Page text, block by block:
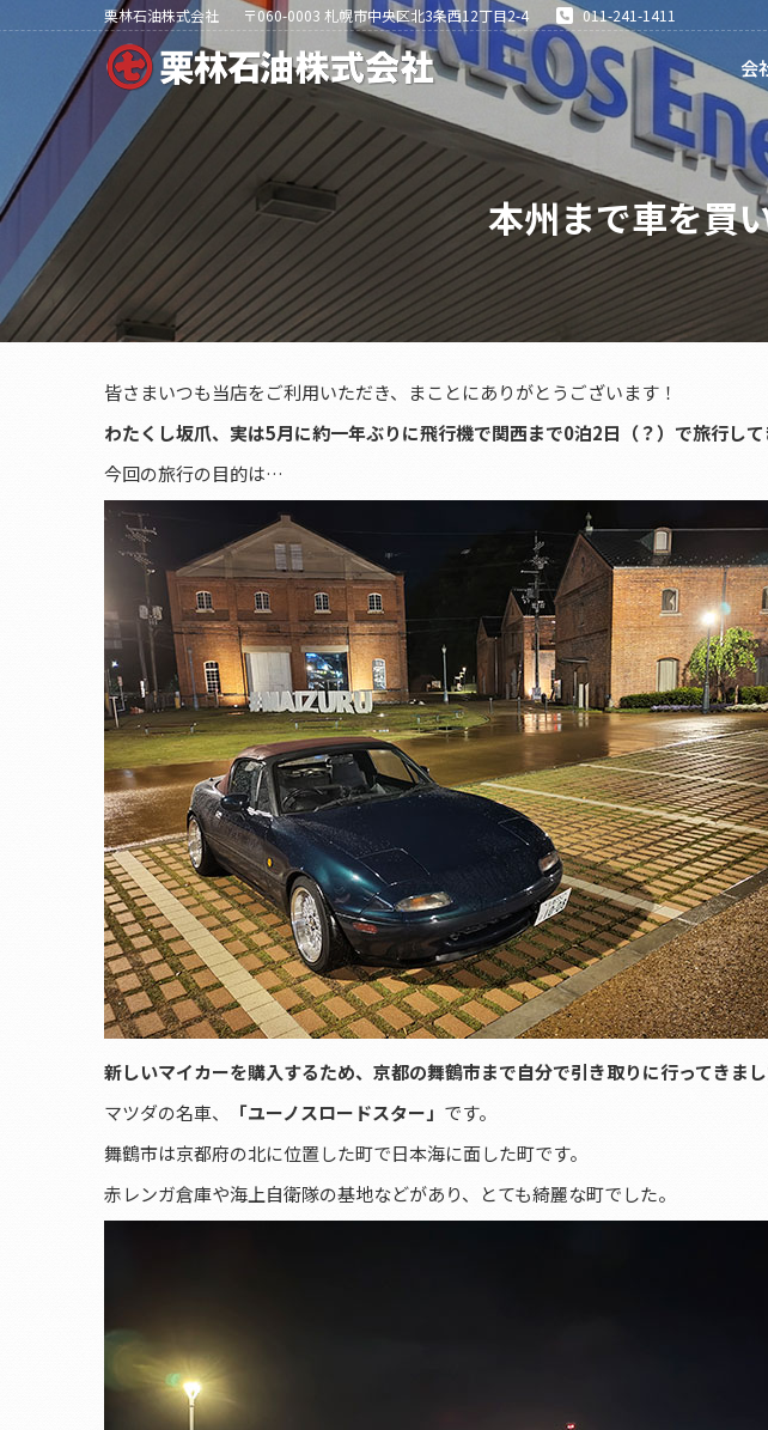
栗林石油株式会社 〒060-0003 札幌市中央区北3条西12丁目2-4 011-241-1411
会
本州まで車を買
皆さまいつも当店をご利用いただき、まことにありがとうございます！
わたくし坂爪、実は5月に約一年ぶりに飛行機で関西まで0泊2日（？）で旅行して
今回の旅行の目的は…
新しいマイカーを購入するため、京都の舞鶴市まで自分で引き取りに行ってきまし
マツダの名車、
「ユーノスロードスター」 です。
舞鶴市は京都府の北に位置した町で日本海に面した町です。
赤レンガ倉庫や海上自衛隊の基地などがあり、とても綺麗な町でした。